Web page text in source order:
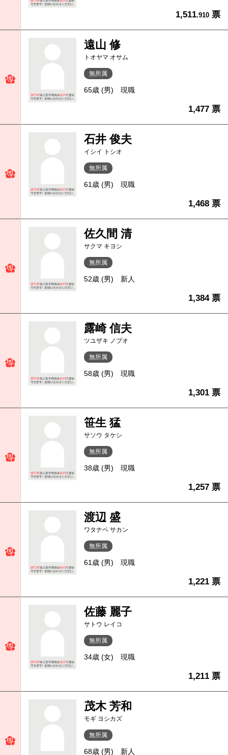
1,511.910 票
遠山 修
トオヤマ オサム
無所属
65歳 (男) 現職
1,477 票
石井 俊夫
イシイ トシオ
無所属
61歳 (男) 現職
1,468 票
佐久間 清
サクマ キヨシ
無所属
52歳 (男) 新人
1,384 票
露崎 信夫
ツユザキ ノブオ
無所属
58歳 (男) 現職
1,301 票
笹生 猛
サソウ タケシ
無所属
38歳 (男) 現職
1,257 票
渡辺 盛
ワタナベ サカン
無所属
61歳 (男) 現職
1,221 票
佐藤 麗子
サトウ レイコ
無所属
34歳 (女) 現職
1,211 票
茂木 芳和
モギ ヨシカズ
無所属
68歳 (男) 新人